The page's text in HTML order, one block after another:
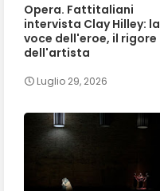
Opera. Fattitaliani
intervista Clay Hilley: la
voce dell'eroe, il rigore
dell'artista
Luglio 29, 2026